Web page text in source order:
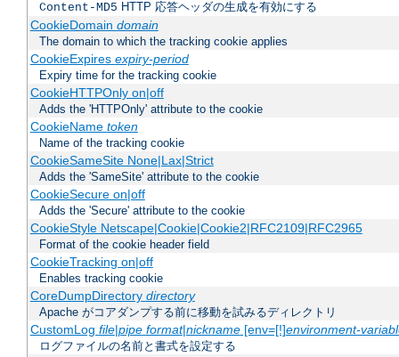
Content-MD5 HTTP 応答ヘッダの生成を有効にする
CookieDomain domain
The domain to which the tracking cookie applies
CookieExpires expiry-period
Expiry time for the tracking cookie
CookieHTTPOnly on|off
Adds the 'HTTPOnly' attribute to the cookie
CookieName token
Name of the tracking cookie
CookieSameSite None|Lax|Strict
Adds the 'SameSite' attribute to the cookie
CookieSecure on|off
Adds the 'Secure' attribute to the cookie
CookieStyle Netscape|Cookie|Cookie2|RFC2109|RFC2965
Format of the cookie header field
CookieTracking on|off
Enables tracking cookie
CoreDumpDirectory directory
Apache がコアダンプする前に移動を試みるディレクトリ
CustomLog file|pipe format|nickname[env=[!]environment-
ログファイルの名前と書式を設定する